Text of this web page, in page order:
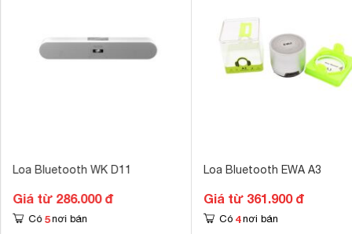
Loa Bluetooth WK D11
Giá từ 286.000 đ
Có 5 nơi bán
Loa Bluetooth EWA A3
Giá từ 361.900 đ
Có 4 nơi bán